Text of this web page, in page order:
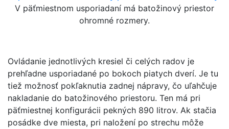
V päťmiestnom usporiadaní má batožinový priestor
ohromné rozmery.
Ovládanie jednotlivých kresiel či celých radov je
prehľadne usporiadané po bokoch piatych dverí. Je tu
tiež možnosť pokľaknutia zadnej nápravy, čo uľahčuje
nakladanie do batožinového priestoru. Ten má pri
päťmiestnej konfigurácii pekných 890 litrov. Ak stačia
posádke dve miesta, pri naložení po strechu môže